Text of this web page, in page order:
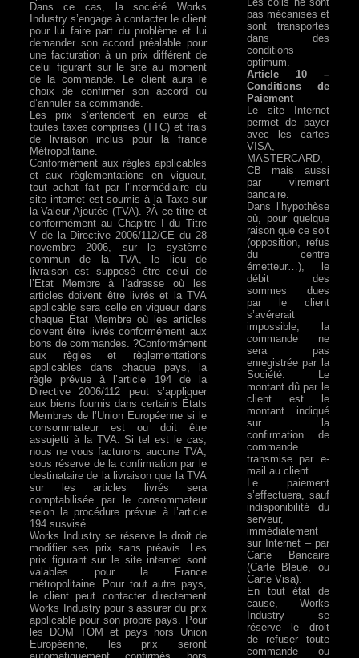
Dans ce cas, la société Works
Industry s’engage à contacter le client
pour lui faire part du problème et lui
demander son accord préalable pour
une facturation à un prix différent de
celui figurant sur le site au moment
de la commande. Le client aura le
choix de confirmer son accord ou
d’annuler sa commande.
Les prix s’entendent en euros et
toutes taxes comprises (TTC) et frais
de livraison inclus pour la france
Métropolitaine.
Conformément aux règles applicables
et aux règlementations en vigueur,
tout achat fait par l’intermédiaire du
site internet est soumis à la Taxe sur
la Valeur Ajoutée (TVA). ?À ce titre et
conformément au Chapitre I du Titre
V de la Directive 2006/112/CE du 28
novembre 2006, sur le système
commun de la TVA, le lieu de
livraison est supposé être celui de
l’État Membre à l’adresse où les
articles doivent être livrés et la TVA
applicable sera celle en vigueur dans
chaque État Membre où les articles
doivent être livrés conformément aux
bons de commandes. ?Conformément
aux règles et règlementations
applicables dans chaque pays, la
règle prévue à l’article 194 de la
Directive 2006/112 peut s’appliquer
aux biens fournis dans certains États
Membres de l’Union Européenne si le
consommateur est ou doit être
assujetti à la TVA. Si tel est le cas,
nous ne vous facturons aucune TVA,
sous réserve de la confirmation par le
destinataire de la livraison que la TVA
sur les articles livrés sera
comptabilisée par le consommateur
selon la procédure prévue à l’article
194 susvisé.
Works Industry se réserve le droit de
modifier ses prix sans préavis. Les
prix figurant sur le site internet sont
valables pour la France
métropolitaine. Pour tout autre pays,
le client peut contacter directement
Works Industry pour s’assurer du prix
applicable pour son propre pays. Pour
les DOM TOM et pays hors Union
Européenne, les prix seront
pas mécanisés et
sont transportés
dans des
conditions
optimum.
Article 10 –
Conditions de
Paiement
Le site Internet
permet de payer
avec les cartes
VISA,
MASTERCARD,
CB mais aussi
par virement
bancaire.
Dans l’hypothèse
où, pour quelque
raison que ce soit
(opposition, refus
du centre
émetteur…), le
débit des
sommes dues
par le client
s’avérerait
impossible, la
commande ne
sera pas
enregistrée par la
Société. Le
montant dû par le
client est le
montant indiqué
sur la
confirmation de
commande
transmise par e-
mail au client.
Le paiement
s’effectuera, sauf
indisponibilité du
serveur,
immédiatement
sur Internet – par
Carte Bancaire
(Carte Bleue, ou
Carte Visa).
En tout état de
cause, Works
Industry se
réserve le droit
de refuser toute
commande ou